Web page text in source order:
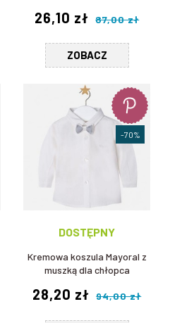
26,10 zł 87,00 zł
ZOBACZ
DOSTĘPNY
Kremowa koszula Mayoral z
muszką dla chłopca
28,20 zł 94,00 zł
-70%